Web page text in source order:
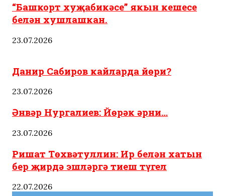
“Башкорт хуҗабикәсе” якын кешесе
белән хушлашкан.
23.07.2026
Данир Сабиров кайларда йөри?
23.07.2026
Әнвәр Нургалиев: Йөрәк әрни…
23.07.2026
Ришат Төхвәтуллин: Ир белән хатын
бер җирдә эшләргә тиеш түгел
22.07.2026